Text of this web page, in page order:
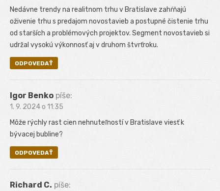
Nedávne trendy na realitnom trhu v Bratislave zahŕňajú
oživenie trhu s predajom novostavieb a postupné čistenie trhu
od starších a problémových projektov. Segment novostavieb si
udržal vysokú výkonnosť aj v druhom štvrťroku.
ODPOVEDAŤ
Igor Benko píše:
1. 9. 2024 o 11:35
Môže rýchly rast cien nehnuteľností v Bratislave viesť k
bývacej bubline?
ODPOVEDAŤ
Richard C. píše: